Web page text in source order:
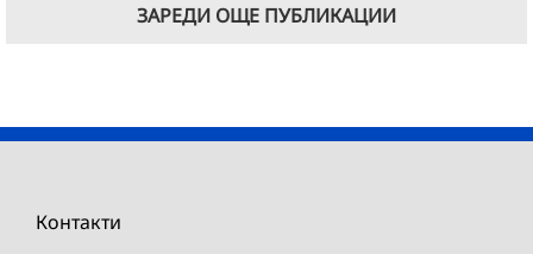
ЗАРЕДИ ОЩЕ ПУБЛИКАЦИИ
Контакти